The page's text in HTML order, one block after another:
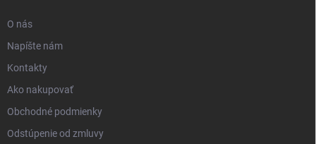
O nás
Napíšte nám
Kontakty
Ako nakupovať
Obchodné podmienky
Odstúpenie od zmluvy